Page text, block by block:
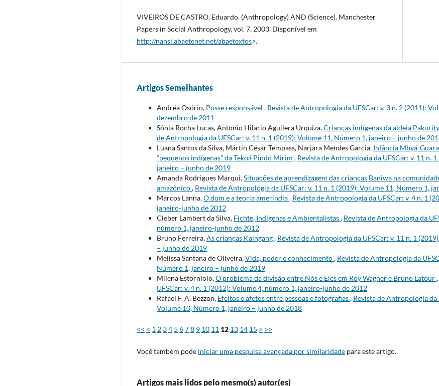
VIVEIROS DE CASTRO, Eduardo. (Anthropology) AND (Science). Manchester
Papers in Social Anthropology, vol. 7, 2003. Disponível em
http://nansi.abaetenet.net/abaetextos>.
Artigos Semelhantes
Andréa Osório, Posse responsável , Revista de Antropologia da UFSCar: v. 3 n. 2 (2011):
dezembro de 2011
Sônia Rocha Lucas, Antonio Hilario Aguilera Urquiza,Crianças indígenas da aldeia
de Antropologia da UFSCar: v. 11 n. 1 (2019): Volume 11, Número 1, janeiro – junho de
Luana Santos da Silva, Mártin César Tempass, Narjara Mendes Garcia, Infância Mbyá-
“pequenos indígenas” da Tekoá Pindó Mirim , Revista de Antropologia da UFSCar: v. 11 n.
janeiro – junho de 2019
Amanda Rodrigues Marqui,Situações de aprendizagem das crianças Baniwa na
amazônico, Revista de Antropologia da UFSCar: v. 11 n. 1 (2019): Volume 11, Número 1,
Marcos Lanna,O dom e a teoria ameríndia, Revista de Antropologia da UFSCar: v. 4 n. 1
janeiro-junho de 2012
Cleber Lambert da Silva, Fichte, Indígenas e Ambientalistas, Revista de Antropologia da
número 1, janeiro-junho de 2012
Bruno Ferreira,As crianças Kaingang, Revista de Antropologia da UFSCar: v. 11 n. 1
– junho de 2019
Melissa Santana de Oliveira,Vida, poder e conhecimento, Revista de Antropologia da
Número 1, janeiro – junho de 2019
Milena Estorniolo,O problema da divisão entre Nós e Eles em Roy Wagner e Bruno Latour,
UFSCar: v. 4 n. 1 (2012): Volume 4, número 1, janeiro-junho de 2012
Rafael F. A. Bezzon, Efeitos e afetos entre pessoas e fotografias, Revista de Antropologia da
Volume 10, Número 1, janeiro – junho de 2018
<< < 1 2 34 5 678 9 10 11 12 13 14 15 > >>
Você também pode iniciar uma pesquisa avançada por similaridade para este artigo.
Artigos mais lidos pelo mesmo(s) autor(es)